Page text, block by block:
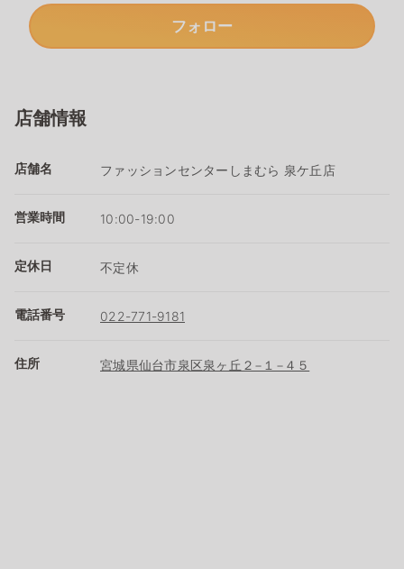
フォロー
店舗情報
店舗名 ファッションセンターしまむら 泉ケ丘店
営業時間 10:00-19:00
定休日 不定休
電話番号 022-771-9181
住所 宮城県仙台市泉区泉ヶ丘２−１−４５